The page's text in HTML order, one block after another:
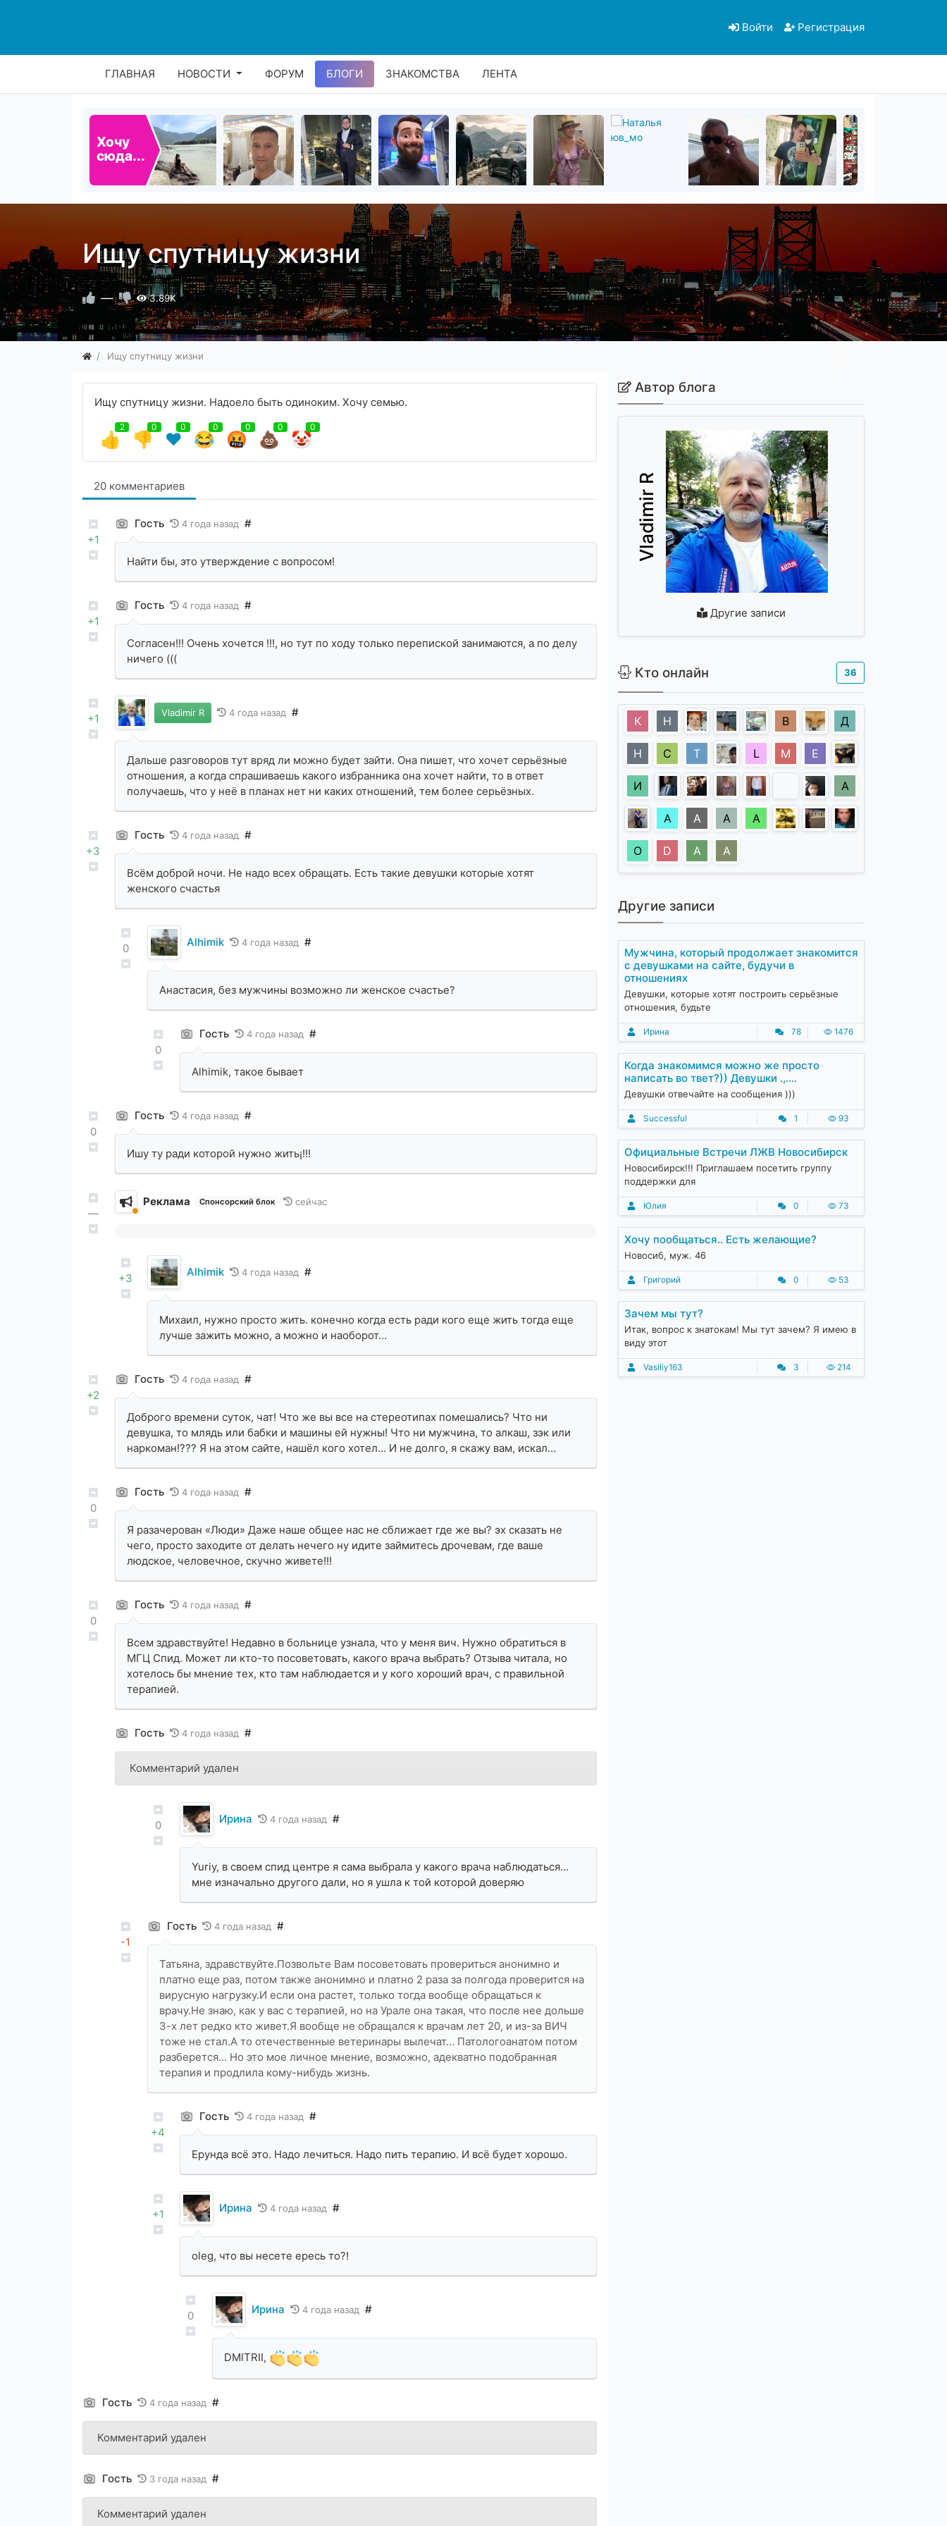
Войти Регистрация
ГЛАВНАЯ НОВОСТИ ФОРУМ БЛОГИ ЗНАКОМСТВА ЛЕНТА
Хочу
сюда...
Ищу спутницу жизни
— 3.89K
Ищу спутницу жизни
Ищу спутницу жизни. Надоело быть одиноким. Хочу семью.
👍
2
👎
0
❤️
0
😂
0
🤬
0
💩
0
🤡
0
20 комментариев
+1
Гость 4 года назад #
Найти бы, это утверждение с вопросом!
+1
Гость 4 года назад #
Согласен!!! Очень хочется !!!, но тут по ходу только перепиской занимаются, а по делу
ничего (((
+1 Vladimir R 4 года назад #
Дальше разговоров тут вряд ли можно будет зайти. Она пишет, что хочет серьёзные
отношения, а когда спрашиваешь какого избранника она хочет найти, то в ответ
получаешь, что у неё в планах нет ни каких отношений, тем более серьёзных.
+3
Гость 4 года назад #
Всём доброй ночи. Не надо всех обращать. Есть такие девушки которые хотят
женского счастья
0 Alhimik 4 года назад #
Анастасия, без мужчины возможно ли женское счастье?
0
Гость 4 года назад #
Alhimik, такое бывает
0
Гость 4 года назад #
Ишу ту ради которой нужно жить¡!!!
—
Реклама Спонсорский блок сейчас
+3 Alhimik 4 года назад #
Михаил, нужно просто жить. конечно когда есть ради кого еще жить тогда еще
лучше зажить можно, а можно и наоборот…
+2
Гость 4 года назад #
Доброго времени суток, чат! Что же вы все на стереотипах помешались? Что ни
девушка, то млядь или бабки и машины ей нужны! Что ни мужчина, то алкаш, зэк или
наркоман!??? Я на этом сайте, нашёл кого хотел… И не долго, я скажу вам, искал…
0
Гость 4 года назад #
Я разачерован «Люди» Даже наше общее нас не сближает где же вы? эх сказать не
чего, просто заходите от делать нечего ну идите займитесь дрочевам, где ваше
людское, человечное, скучно живете!!!
0
Гость 4 года назад #
Всем здравствуйте! Недавно в больнице узнала, что у меня вич. Нужно обратиться в
МГЦ Спид. Может ли кто-то посоветовать, какого врача выбрать? Отзыва читала, но
хотелось бы мнение тех, кто там наблюдается и у кого хороший врач, с правильной
терапией.
Гость 4 года назад #
Комментарий удален
0 Ирина 4 года назад #
Yuriy, в своем спид центре я сама выбрала у какого врача наблюдаться…
мне изначально другого дали, но я ушла к той которой доверяю
-1
Гость 4 года назад #
Татьяна, здравствуйте.Позвольте Вам посоветовать провериться анонимно и
платно еще раз, потом также анонимно и платно 2 раза за полгода проверится на
вирусную нагрузку.И если она растет, только тогда вообще обращаться к
врачу.Не знаю, как у вас с терапией, но на Урале она такая, что после нее дольше
3-х лет редко кто живет.Я вообще не обращался к врачам лет 20, и из-за ВИЧ
тоже не стал.А то отечественные ветеринары вылечат… Патологоанатом потом
разберется… Но это мое личное мнение, возможно, адекватно подобранная
терапия и продлила кому-нибудь жизнь.
+4
Гость 4 года назад #
Ерунда всё это. Надо лечиться. Надо пить терапию. И всё будет хорошо.
+1 Ирина 4 года назад #
oleg, что вы несете ересь то?!
0 Ирина 4 года назад #
DMITRII,
Гость 4 года назад #
Комментарий удален
Гость 3 года назад #
Комментарий удален
Автор блога
Vladimir R
Другие записи
Кто онлайн 36
К Н В Д
Н С Т L М Е
И А
А А A А
О D А А
Другие записи
Мужчина, который продолжает знакомится
с девушками на сайте, будучи в
отношениях
Девушки, которые хотят построить серьёзные
отношения, будьте
Ирина 78 1476
Когда знакомимся можно же просто
написать во твет?)) Девушки .,....
Девушки отвечайте на сообщения )))
Successful 1 93
Официальные Встречи ЛЖВ Новосибирск
Новосибирск!!! Приглашаем посетить группу
поддержки для
Юлия 0 73
Хочу пообщаться.. Есть желающие?
Новосиб, муж. 46
Григорий 0 53
Зачем мы тут?
Итак, вопрос к знатокам! Мы тут зачем? Я имею в
виду этот
Vasiliy163 3 214